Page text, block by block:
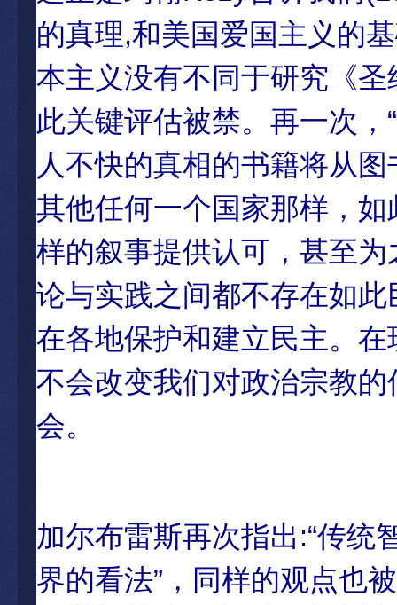
的真理,和美国爱国主义的
本主义没有不同于研究《
此关键评估被禁。再一次
人不快的真相的书籍将从
其他任何一个国家那样，
样的叙事提供认可，甚至
论与实践之间都不存在如
在各地保护和建立民主。
不会改变我们对政治宗教
会。
加尔布雷斯再次指出:“传统
界的看法”，同样的观点也